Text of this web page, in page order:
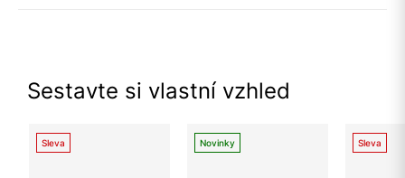
Sestavte si vlastní vzhled
Sleva Novinky Sleva